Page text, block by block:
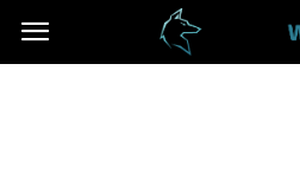
Cwanywilk.pl